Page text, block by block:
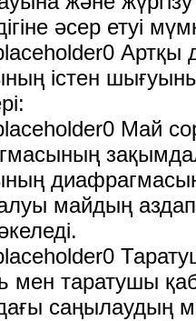
әсер етуі
Артқы
істен
Май
майдың
мен таратушы
саңылаудың